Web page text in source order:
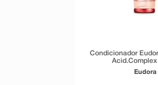
Condicionador
Acid.Complex
Eudora